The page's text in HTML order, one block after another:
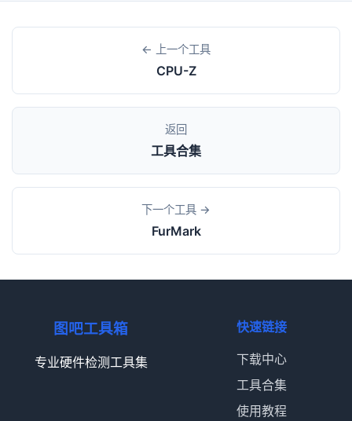
← 上一个工具
CPU-Z
返回
工具合集
下一个工具 →
FurMark
图吧工具箱
专业硬件检测工具集
快速链接
下载中心
工具合集
使用教程